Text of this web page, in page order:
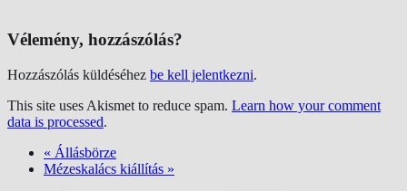
Vélemény, hozzászólás?
Hozzászólás küldéséhez be kell jelentkezni.
This site uses Akismet to reduce spam. Learn how your comment
data is processed.
« Állásbörze
Mézeskalács kiállítás »